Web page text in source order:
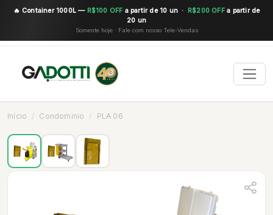
🔥 Container 1000L — R$100 OFF a partir de 10 un · R$200 OFFa partir de
20 un
Somente hoje · Fale com nosso Tele-Vendas
Início Condominio PLA 06